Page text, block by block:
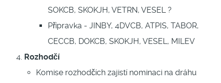
SOKCB, SKOKJH, VETRN, VESEL ?
Přípravka - JINBY, 4DVCB, ATPIS, TABOR,
CECCB, DOKCB, SKOKJH, VESEL, MILEV
Rozhodčí
Komise rozhodčích zajistí nominaci na dráhu